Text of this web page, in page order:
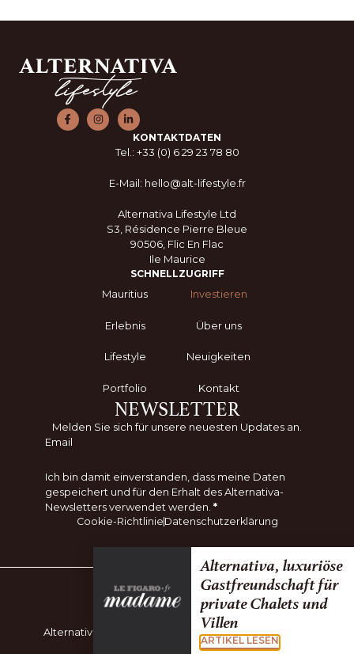
KONTAKTDATEN
Tel.: +33 (0) 6 29 23 78 80
E-Mail: hello@alt-lifestyle.fr
Alternativa Lifestyle Ltd
S3, Résidence Pierre Bleue
90506, Flic En Flac
Ile Maurice
SCHNELLZUGRIFF
Mauritius
Erlebnis
Lifestyle
Portfolio
Investieren
Über uns
Neuigkeiten
Kontakt
NEWSLETTER
Melden Sie sich für unsere neuesten Updates an.
Ich bin damit einverstanden, dass meine Daten
gespeichert und für den Erhalt des Alternativa-
Newsletters verwendet werden. *
Cookie-Richtlinie Datenschutzerklärung
Teil von:
Alternativa Lifestyle. Alle Rechte vorbehalten © 2026
Alternativa, luxuriöse
Gastfreundschaft für
private Chalets und
Villen
ARTIKEL LESEN